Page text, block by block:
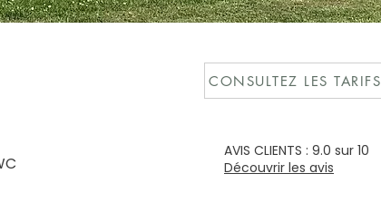
CONSULTEZ LES TARIFS
AVIS CLIENTS : 9.0 sur 10
Découvrir les avis